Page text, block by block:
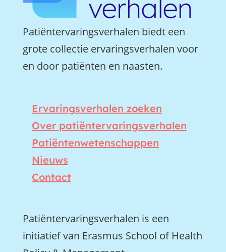
Patiëntervaringsverhalen biedt een
grote collectie ervaringsverhalen voor
en door patiënten en naasten.
Ervaringsverhalen zoeken
Over patiëntervaringsverhalen
Patiëntenwetenschappen
Nieuws
Contact
Patiëntervaringsverhalen is een
initiatief van Erasmus School of Health